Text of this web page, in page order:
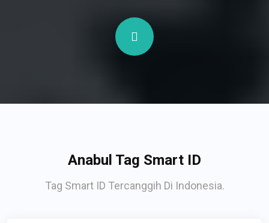
Anabul Tag Smart ID
Tag Smart ID Tercanggih Di Indonesia.